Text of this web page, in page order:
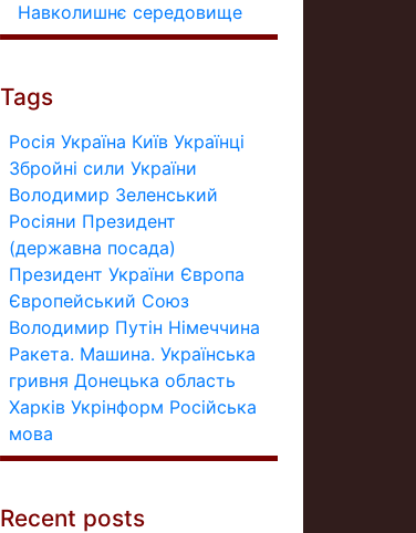
Навколишнє середовище
Tags
Росія Україна Київ Українці
Збройні сили України
Володимир Зеленський
Росіяни Президент
(державна посада)
Президент України Європа
Європейський Союз
Володимир Путін Німеччина
Ракета. Машина. Українська
гривня Донецька область
Харків Укрінформ Російська
мова
Recent posts